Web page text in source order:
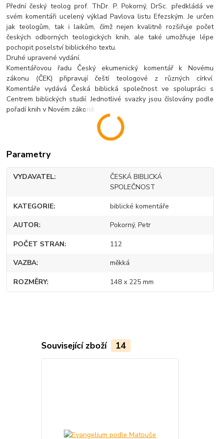
Přední český teolog prof. ThDr. P. Pokorný, DrSc. předkládá ve
svém komentáři ucelený výklad Pavlova listu Efezským. Je určen
jak teologům, tak i laikům, čímž nejen kvalitně rozšiřuje počet
českých odborných teologických knih, ale také umožňuje lépe
pochopit poselství biblického textu.
Druhé upravené vydání.
Komentářovou řadu Český ekumenický komentář k Novému
zákonu (ČEK) připravují čeští teologové z různých církví.
Komentáře vydává Česká biblická společnost ve spolupráci s
Centrem biblických studií. Jednotlivé svazky jsou číslovány podle
pořadí knih v Novém zákoně.
Parametry
VYDAVATEL
ČESKÁ BIBLICKÁ
SPOLEČNOST
KATEGORIE biblické komentáře
AUTOR Pokorný, Petr
POČET STRAN 112
VAZBA měkká
ROZMĚRY 148 x 225 mm
Související zboží 14